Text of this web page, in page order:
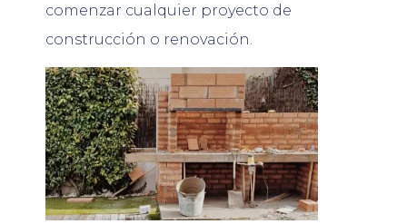
comenzar cualquier proyecto de
construcción o renovación.